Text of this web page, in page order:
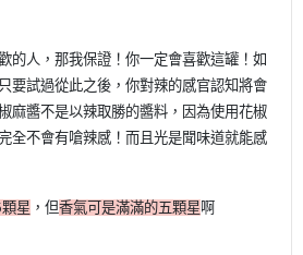
的人，那我保證！你一定會喜歡這罐！如
要試過從此之後，你對辣的感官認知將會
麻醬不是以辣取勝的醬料，因為使用花椒
全不會有嗆辣感！而且光是聞味道就能感
星 ，但香氣可是滿滿的五顆星啊